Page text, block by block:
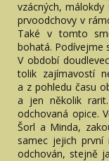
vzácných,
prvoodchovy v
Také v tomto
bohatá. Podívejme
V období
tolik zajímavostí
a z pohledu času
a jen několik
odchovaná opice.
Šorl a Minda,
samec jejich
odchován, stejně